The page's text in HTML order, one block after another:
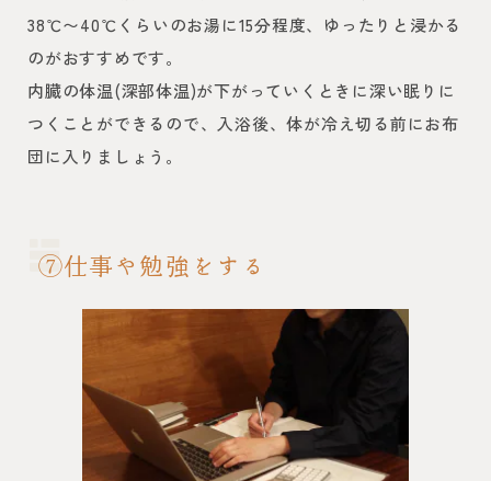
38℃〜40℃くらいのお湯に15分程度、ゆったりと浸かる
のがおすすめです。
内臓の体温(深部体温)が下がっていくときに深い眠りに
つくことができるので、入浴後、体が冷え切る前にお布
団に入りましょう。
⑦仕事や勉強をする